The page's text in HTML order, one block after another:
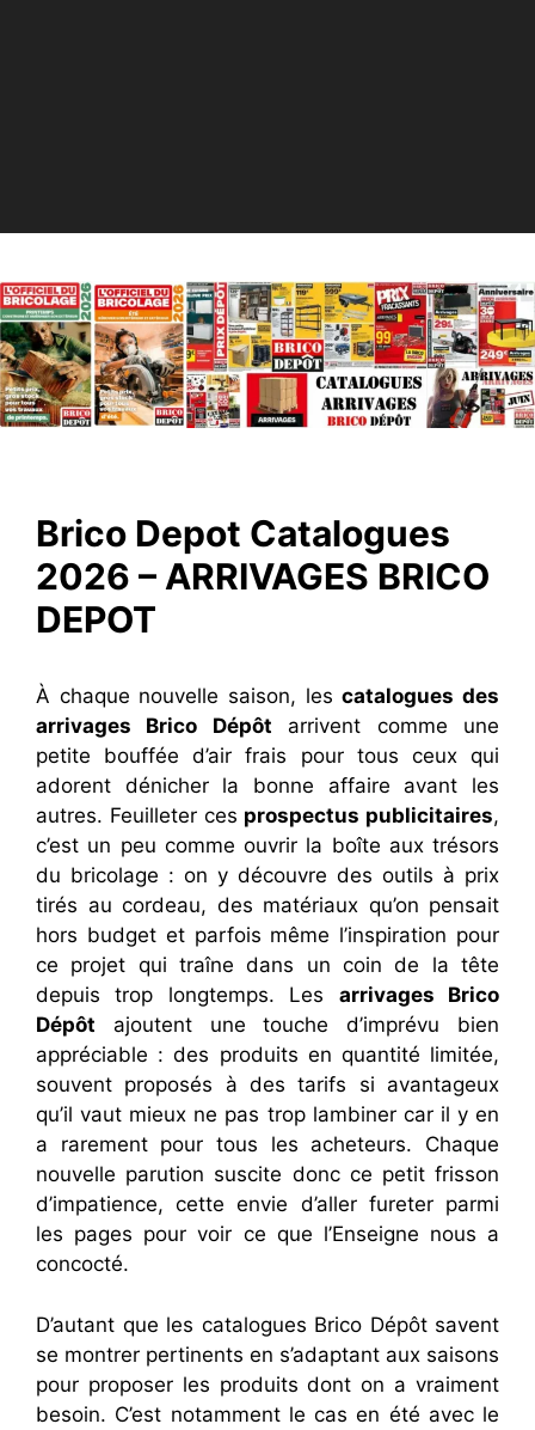
Brico Depot Catalogues
2026 – ARRIVAGES BRICO
DEPOT
À chaque nouvelle saison, lescatalogues des
arrivages Brico Dépôt arrivent comme une
petite bouffée d’air frais pour tous ceux qui
adorent dénicher la bonne affaire avant les
autres. Feuilleter ces prospectus publicitaires,
c’est un peu comme ouvrir la boîte aux trésors
du bricolage : on y découvre des outils à prix
tirés au cordeau, des matériaux qu’on pensait
hors budget et parfois même l’inspiration pour
ce projet qui traîne dans un coin de la tête
depuis trop longtemps. Les arrivages Brico
Dépôt ajoutent une touche d’imprévu bien
appréciable : des produits en quantité limitée,
souvent proposés à des tarifs si avantageux
qu’il vaut mieux ne pas trop lambiner car il y en
a rarement pour tous les acheteurs. Chaque
nouvelle parution suscite donc ce petit frisson
d’impatience, cette envie d’aller fureter parmi
les pages pour voir ce que l’Enseigne nous a
concocté.
D’autant que les catalogues Brico Dépôt savent
se montrer pertinents en s’adaptant aux saisons
pour proposer les produits dont on a vraiment
besoin. C’est notamment le cas en été avec le